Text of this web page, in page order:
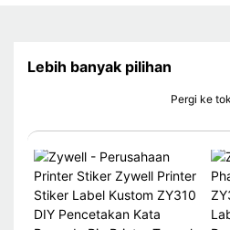
Lebih banyak pilihan
Pergi ke